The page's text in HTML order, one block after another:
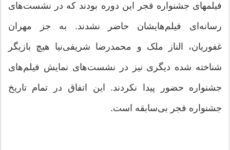
فیلمهای جشنواره فجر این دوره بودند که در نشست‌های
رسانه‌ای فیلم‌هایشان حاضر نشدند. به جز مهران
غفوریان، الناز ملک و محمدرضا شریفی‌نیا هیچ بازیگر
شناخته شده دیگری نیز در نشست‌های نمایش‌ فیلم‌های
جشنواره حضور پیدا نکردند. این اتفاق در تمام تاریخ
جشنواره فجر بی‌سابقه است.